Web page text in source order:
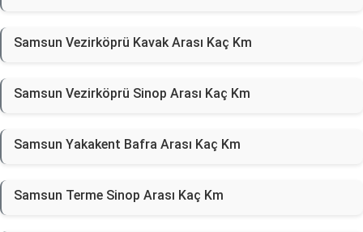
Samsun Vezirköprü Kavak Arası Kaç Km
Samsun Vezirköprü Sinop Arası Kaç Km
Samsun Yakakent Bafra Arası Kaç Km
Samsun Terme Sinop Arası Kaç Km